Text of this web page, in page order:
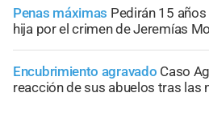
Penas máximas Pedirán 15
hija por el crimen de Jeremías
Encubrimiento agravado Caso
reacción de sus abuelos tras las